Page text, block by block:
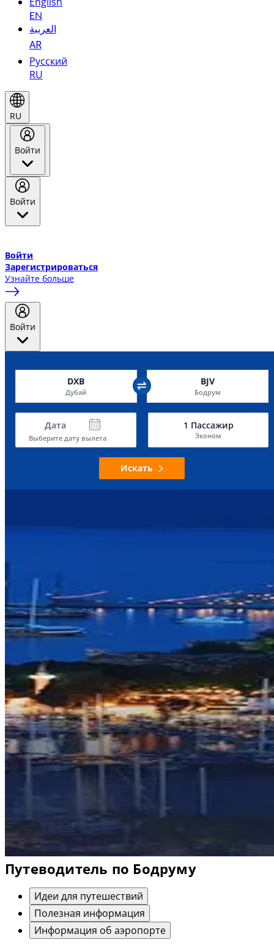
EN
العربية
AR
Русский
RU
RU
Войти
Войти
Войти
Зарегистрироваться
Узнайте больше
Войти
DXB
Дубай
BJV
Бодрум
Дата
Выберите дату вылета
1 Пассажир
Эконом
Искать
Путеводитель по Бодруму
Идеи для путешествий
Полезная информация
Информация об аэропорте